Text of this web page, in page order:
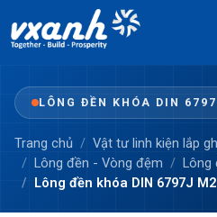
LÔNG ĐỀN KHÓA DIN
Trang chủ
Vật tư linh kiện lắp
Lông đền - Vòng đệm
Lông
Lông đền khóa DIN 6797J M2